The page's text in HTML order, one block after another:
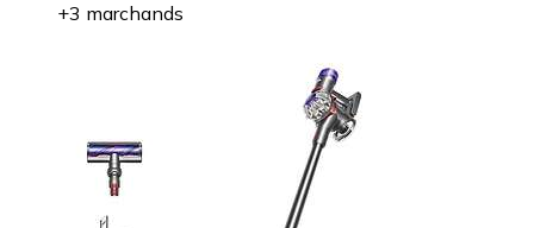
+3 marchands